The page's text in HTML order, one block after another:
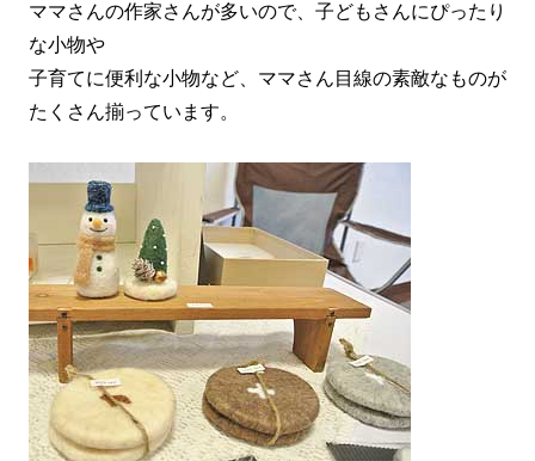
ママさんの作家さんが多いので、子どもさんにぴったり
な小物や
子育てに便利な小物など、ママさん目線の素敵なものが
たくさん揃っています。